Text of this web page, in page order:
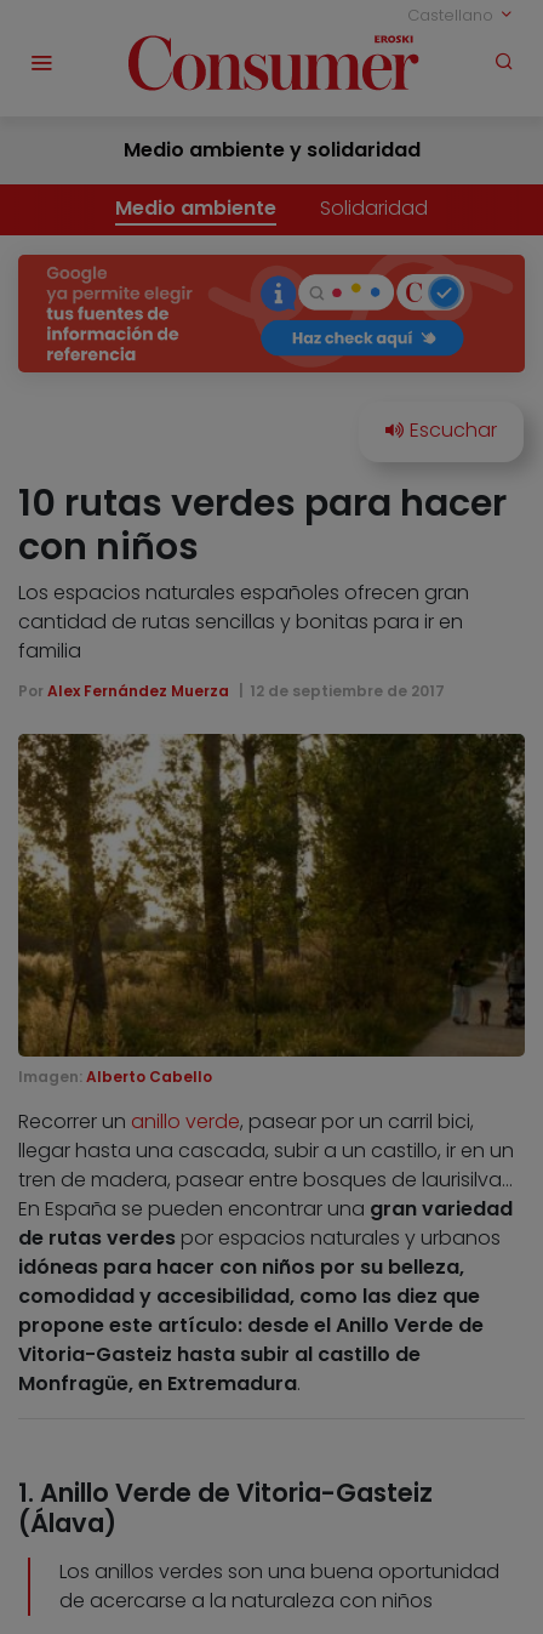
Castellano
Medio ambiente y solidaridad
Medio ambiente Solidaridad
10 rutas verdes para hacer
con niños
Los espacios naturales españoles ofrecen gran
cantidad de rutas sencillas y bonitas para ir en
familia
Por Alex Fernández Muerza 12 de septiembre de 2017
Imagen: Alberto Cabello
Recorrer un anillo verde, pasear por un carril bici,
llegar hasta una cascada, subir a un castillo, ir en un
tren de madera, pasear entre bosques de laurisilva…
En España se pueden encontrar una gran variedad
de rutas verdes por espacios naturales y urbanos
idóneas para hacer con niños por su belleza,
comodidad y accesibilidad, como las diez que
propone este artículo: desde el Anillo Verde de
Vitoria-Gasteiz hasta subir al castillo de
Monfragüe, en Extremadura.
1. Anillo Verde de Vitoria-Gasteiz
(Álava)
Los anillos verdes son una buena oportunidad
de acercarse a la naturaleza con niños